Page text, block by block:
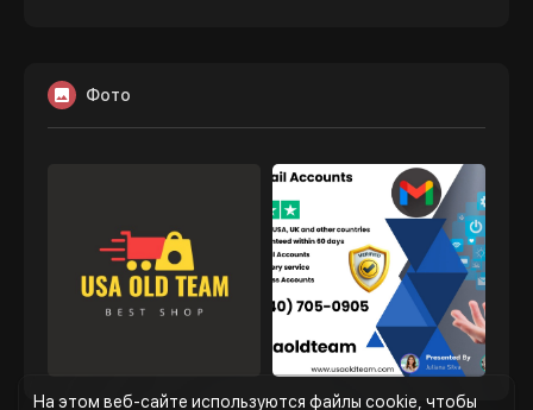
На этом веб-сайте используются файлы cookie, чтобы
Фото